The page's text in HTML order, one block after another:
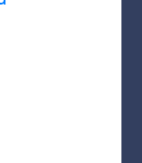
recording
shipments